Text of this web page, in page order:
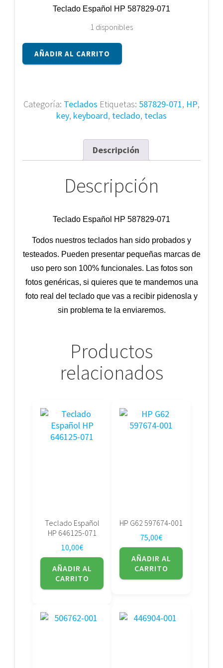
Teclado Español HP 587829-071
1 disponibles
Teclado
Español
cantidad
AÑADIR AL CARRITO
Categoría: Teclados Etiquetas: 587829-071, HP,
key, keyboard, teclado, teclas
Descripción
Descripción
Teclado Español HP 587829-071
Todos nuestros teclados han sido probados y
testeados. Pueden presentar pequeñas marcas de
uso pero son 100% funcionales. Las fotos son
fotos genéricas, si quieres que te mandemos una
foto real del teclado que vas a recibir pidenosla y
sin problema te la enviaremos.
Productos
relacionados
Teclado Español
HP 646125-071
10,00€
AÑADIR AL
CARRITO
HP G62 597674-001
75,00€
AÑADIR AL
CARRITO